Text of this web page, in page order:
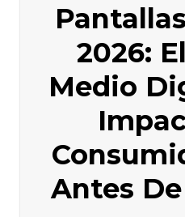
2026:
Medio
Antes